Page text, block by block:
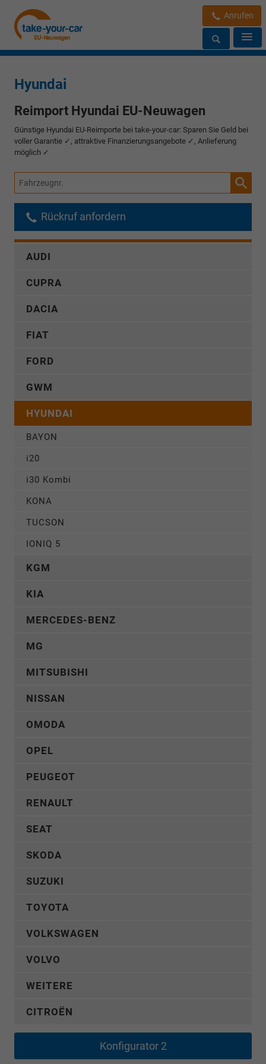
Anrufen
Hyundai
Reimport Hyundai EU-Neuwagen
Günstige Hyundai EU-Reimporte bei take-your-car: Sparen Sie Geld bei
voller Garantie ✓, attraktive Finanzierungsangebote ✓, Anlieferung
möglich ✓
Fahrzeugnr.
Rückruf anfordern
AUDI
CUPRA
DACIA
FIAT
FORD
GWM
HYUNDAI
BAYON
i20
i30 Kombi
KONA
TUCSON
IONIQ 5
KGM
KIA
MERCEDES-BENZ
MG
MITSUBISHI
NISSAN
OMODA
OPEL
PEUGEOT
RENAULT
SEAT
SKODA
SUZUKI
TOYOTA
VOLKSWAGEN
VOLVO
WEITERE
CITROËN
Konfigurator 2